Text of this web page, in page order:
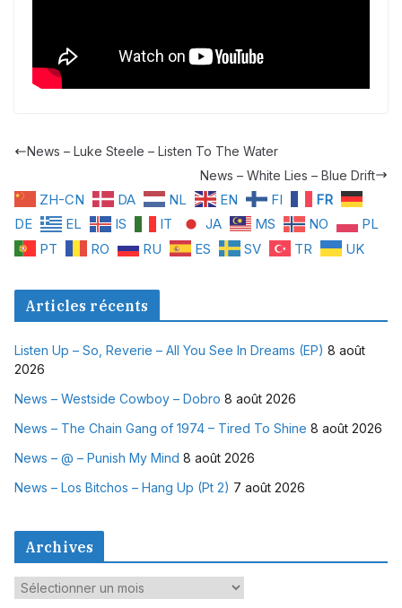
News – Luke Steele – Listen To The Water
News – White Lies – Blue Drift
ZH-CN DA NL EN FI
FR
DE
EL IS IT JA MS NO
PL
PT
RO RU ES SV TR UK
Articles récents
Listen Up – So, Reverie – All You See In Dreams (EP) 8 août
2026
News – Westside Cowboy – Dobro 8 août 2026
News – The Chain Gang of 1974 – Tired To Shine 8 août 2026
News – @ – Punish My Mind 8 août 2026
News – Los Bitchos – Hang Up (Pt 2) 7 août 2026
Archives
A